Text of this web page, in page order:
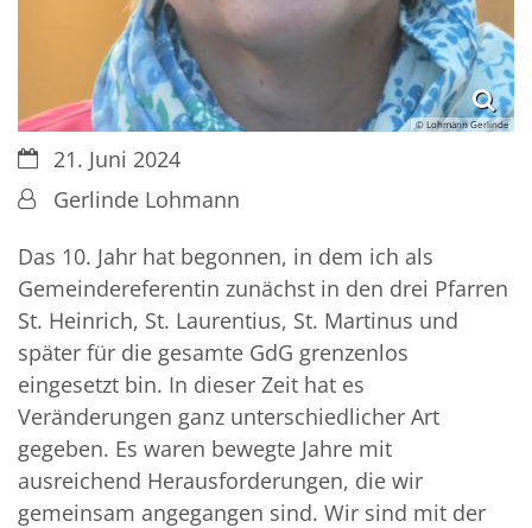
© Lohmann Gerlinde
Datum:21. Juni 2024
Von:Gerlinde Lohmann
Das 10. Jahr hat begonnen, in dem ich als
Gemeindereferentin zunächst in den drei Pfarren
St. Heinrich, St. Laurentius, St. Martinus und
später für die gesamte GdG grenzenlos
eingesetzt bin. In dieser Zeit hat es
Veränderungen ganz unterschiedlicher Art
gegeben. Es waren bewegte Jahre mit
ausreichend Herausforderungen, die wir
gemeinsam angegangen sind. Wir sind mit der